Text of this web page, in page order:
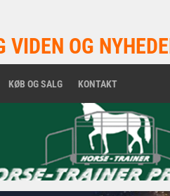
OG
KØB OG SALG KONTAKT